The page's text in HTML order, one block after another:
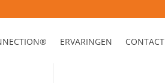
ERVARINGEN CONTACT